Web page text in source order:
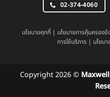
02-374-4060
นโยบายคุกกี้| นโยบายการคุ้มครอง
การใช้บริการ | นโยบ
Copyright 2026 ©